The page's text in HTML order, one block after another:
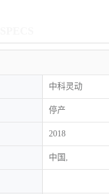
中科灵动
停产
2018
中国,